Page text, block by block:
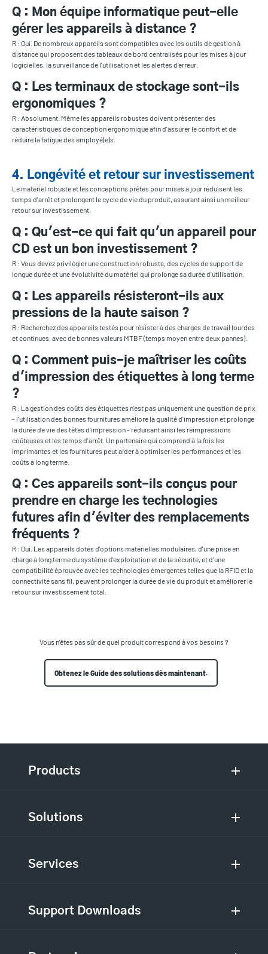
Q : Mon équipe informatique peut-elle
gérer les appareils à distance ?
R : Oui. De nombreux appareils sont compatibles avec les outils de gestion à
distance qui proposent des tableaux de bord centralisés pour les mises à jour
logicielles, la surveillance de l'utilisation et les alertes d'erreur.
Q : Les terminaux de stockage sont-ils
ergonomiques ?
R : Absolument. Même les appareils robustes doivent présenter des
caractéristiques de conception ergonomique afin d'assurer le confort et de
réduire la fatigue des employé(e)s.
4. Longévité et retour sur investissement
Le matériel robuste et les conceptions prêtes pour mises à jour réduisent les
temps d'arrêt et prolongent le cycle de vie du produit, assurant ainsi un meilleur
retour sur investissement.
Q : Qu'est-ce qui fait qu'un appareil pour
CD est un bon investissement ?
R : Vous devez privilégier une construction robuste, des cycles de support de
longue durée et une évolutivité du matériel qui prolonge sa durée d'utilisation.
Q : Les appareils résisteront-ils aux
pressions de la haute saison ?
R : Recherchez des appareils testés pour résister à des charges de travail lourdes
et continues, avec de bonnes valeurs MTBF (temps moyen entre deux pannes).
Q : Comment puis-je maîtriser les coûts
d'impression des étiquettes à long terme
?
R : La gestion des coûts des étiquettes n'est pas uniquement une question de prix
- l'utilisation des bonnes fournitures améliore la qualité d'impression et prolonge
la durée de vie des têtes d'impression - réduisant ainsi les réimpressions
coûteuses et les temps d'arrêt. Un partenaire qui comprend à la fois les
imprimantes et les fournitures peut aider à optimiser les performances et les
coûts à long terme.
Q : Ces appareils sont-ils conçus pour
prendre en charge les technologies
futures afin d'éviter des remplacements
fréquents ?
R : Oui. Les appareils dotés d'options matérielles modulaires, d'une prise en
charge à long terme du système d'exploitation et de la sécurité, et d'une
compatibilité éprouvée avec les technologies émergentes telles que la RFID et la
connectivité sans fil, peuvent prolonger la durée de vie du produit et améliorer le
retour sur investissement total.
Vous n'êtes pas sûr de quel produit correspond à vos besoins ?
Obtenez le Guide des solutions dès maintenant.
Products
Solutions
Services
Support Downloads